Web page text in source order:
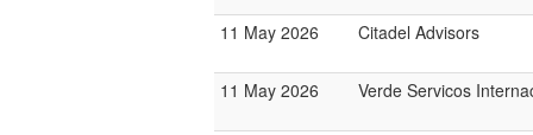
11 May 2026 Citadel Advisors
11 May 2026 Verde Servicos